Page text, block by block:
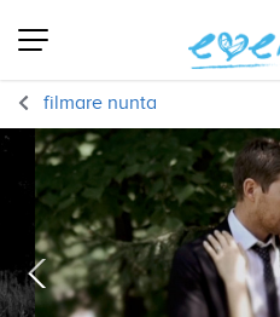
filmare nunta